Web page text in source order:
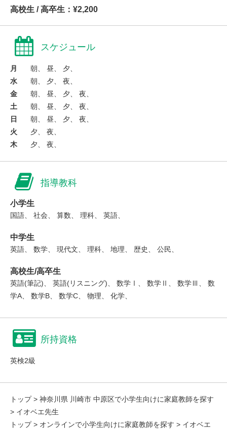
高校生 / 高卒生：¥2,200
スケジュール
月
朝、 昼、 夕、
水
朝、 夕、 夜、
金
朝、 昼、 夕、 夜、
土
朝、 昼、 夕、 夜、
日
朝、 昼、 夕、 夜、
火
夕、 夜、
木
夕、 夜、
指導教科
小学生
国語、 社会、 算数、 理科、 英語、
中学生
英語、 数学、 現代文、 理科、 地理、 歴史、 公民、
高校生/高卒生
英語(筆記)、 英語(リスニング)、 数学Ⅰ、 数学Ⅱ、 数学Ⅲ、 数
学A、 数学B、 数学C、 物理、 化学、
所持資格
英検2級
トップ> 神奈川県 川崎市 中原区で小学生向けに家庭教師を探す
> イオベエ先生
トップ> オンラインで小学生向けに家庭教師を探す > イオベエ